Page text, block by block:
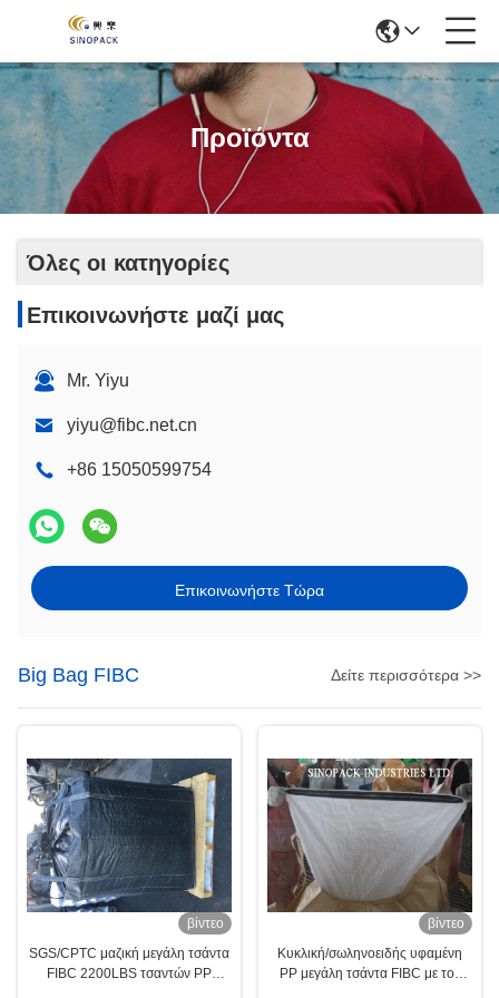
Προϊόντα
Όλες οι κατηγορίες
Επικοινωνήστε μαζί μας
Mr. Yiyu
yiyu@fibc.net.cn
+86 15050599754
Επικοινωνήστε Τώρα
Big Bag FIBC Δείτε περισσότερα >>
βίντεο
SGS/CPTC μαζική μεγάλη τσάντα
FIBC 2200LBS τσαντών PP
βίντεο
Κυκλική/σωληνοειδής υφαμένη
PP μεγάλη τσάντα FIBC με τον